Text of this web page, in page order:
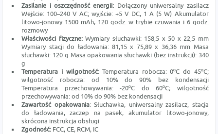
Zasilanie i oszczędność energii: Dołączony uniwersalny zasilacz
Wejście: 100–240 V AC; wyjście: +5 V DC, 1 A (5 W) Akumulator
litowo-jonowy 1500 mAh, 120 godz. w trybie czuwania i 6 godz.
rozmowy
Właściwości fizyczne:Wymiary słuchawki: 158,5 x 50 x 22,5 mm
Wymiary stacji do ładowania: 81,15 x 75,89 x 36,36 mm Masa
słuchawki: 120 g Masa opakowania słuchawki (bez instrukcji): 340
g
Temperatura i wilgotność:Temperatura robocza: 0ºC do 45ºC;
wilgotność robocza: od 10% do 90% bez kondensacji
Temperatura przechowywania: -20ºC do 60ºC; wilgotność
przechowywania: od 10% do 90% bez kondensacji
Zawartość opakowania: Słuchawka, uniwersalny zasilacz, stacja
do ładowania, zaczep na pasek, akumulator litowo-jonowy,
skrócona instrukcja obsługi
Zgodność: FCC, CE, RCM, IC